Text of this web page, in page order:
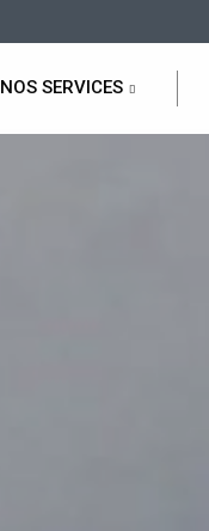
NOS SERVICES